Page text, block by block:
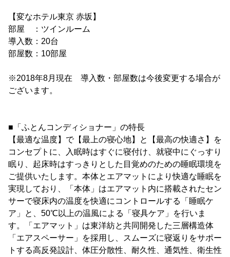
【変なホテル東京 赤坂】
部屋 ：ツインルーム
導入数：20台
部屋数：10部屋
※2018年8月現在 導入数・部屋数は今後変更する場合が
ございます。
■「ふとんコンディショナー」の特長
【最適な温度】で【最上の寝心地】と【最高の快適さ】を
コンセプトに、入眠時はすぐに寝付け、就寝中にぐっすり
眠り、起床時はすっきりとした目覚めのための睡眠環境を
ご提供いたします。本体とエアマットにより快適な睡眠を
実現しており、「本体」はエアマット内に搭載されたセン
サーで寝床内の温度を快適にコントロールする「睡眠ケ
ア」と、50℃以上の温風による「寝具ケア」を行いま
す。「エアマット」は東洋紡と共同開発した三層構造体
「エアスペーサー」を採用し、スムーズに寝返りをサポー
トする高反発設計、体圧分散性、耐久性、通気性、衛生性